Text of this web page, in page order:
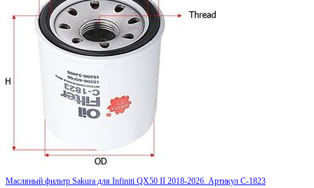
Масляный фильтр Sakura для Infiniti QX50 II 2018-2026. Артикул C-1823